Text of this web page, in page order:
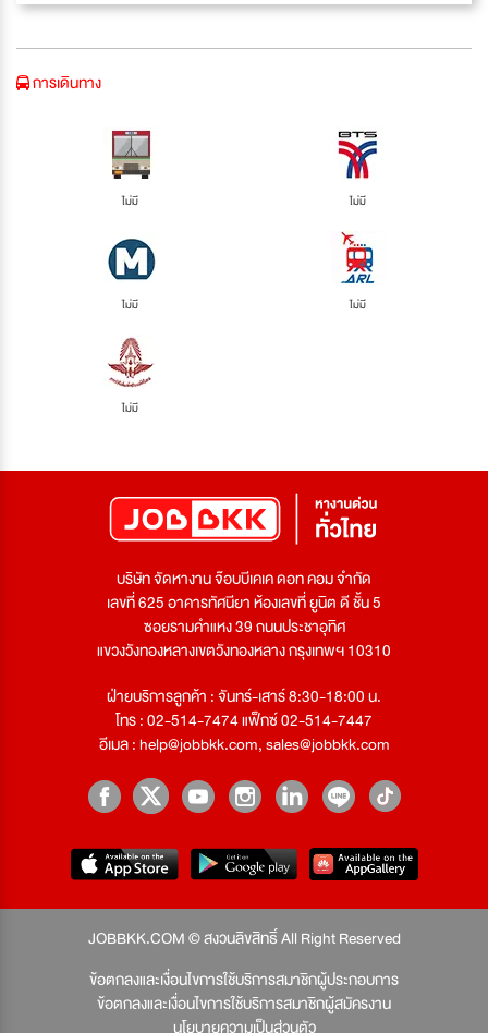
การเดินทาง
ไม่มี ไม่มี
ไม่มี ไม่มี
ไม่มี
บริษัท จัดหางาน จ๊อบบีเคเค ดอท คอม จำกัด
เลขที่ 625 อาคารทัศนียา ห้องเลขที่ ยูนิต ดี ชั้น 5
ซอยรามคำแหง 39 ถนนประชาอุทิศ
แขวงวังทองหลางเขตวังทองหลาง กรุงเทพฯ 10310
ฝ่ายบริการลูกค้า : จันทร์-เสาร์ 8:30-18:00 น.
โทร : 02-514-7474 แฟ็กซ์ 02-514-7447
อีเมล :help@jobbkk.com,sales@jobbkk.com
JOBBKK.COM © สงวนลิขสิทธิ์ All Right Reserved
ข้อตกลงและเงื่อนไขการใช้บริการสมาชิกผู้ประกอบการ
ข้อตกลงและเงื่อนไขการใช้บริการสมาชิกผู้สมัครงาน